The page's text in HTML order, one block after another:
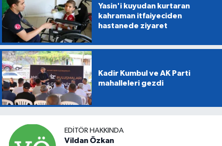
Yasin'i kuyudan kurtaran
kahraman itfaiyeciden
hastanede ziyaret
Kadir Kumbul ve AK Parti
mahalleleri gezdi
EDITÖR HAKKINDA
Vildan Özkan